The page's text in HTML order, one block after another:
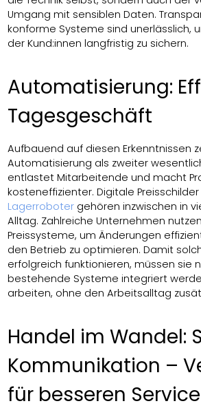
Umgang mit sensiblen Daten.
konforme Systeme sind unerlässlich,
der Kund:innen langfristig zu sichern.
Automatisierung:
Tagesgeschäft
Aufbauend auf diesen Erkenntnissen
Automatisierung als zweiter
entlastet Mitarbeitende und macht
kosteneffizienter. Digitale
Lagerroboter gehören inzwischen in
Alltag. Zahlreiche Unternehmen
Preissysteme, um Änderungen
den Betrieb zu optimieren. Damit
erfolgreich funktionieren, müssen sie
bestehende Systeme integriert
arbeiten, ohne den Arbeitsalltag
Handel im Wandel:
Kommunikation –
für besseren Service